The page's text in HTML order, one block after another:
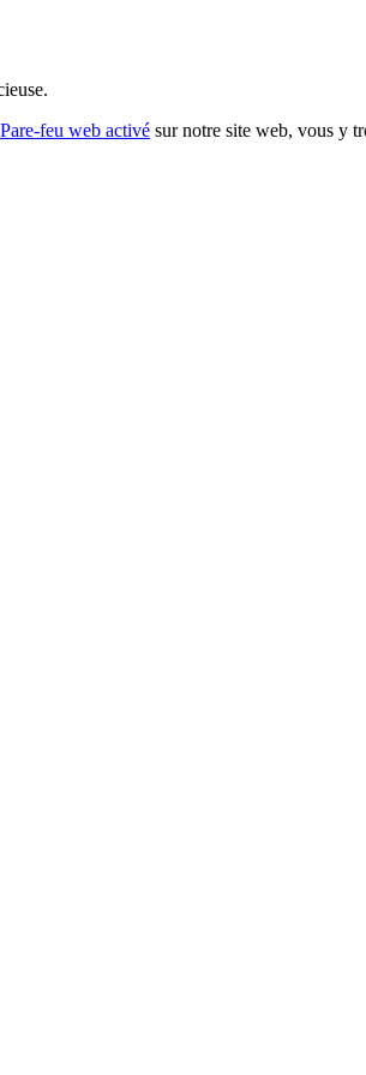
Pare-feu web activé sur notre site web, vous y